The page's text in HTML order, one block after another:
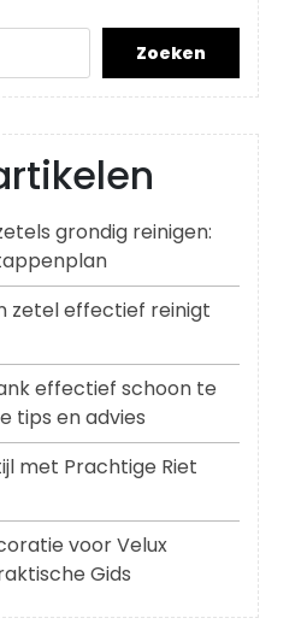
Zoeken
grondig reinigen:
zetel effectief reinigt
effectief schoon te
tips en advies
met Prachtige Riet
voor Velux
Gids